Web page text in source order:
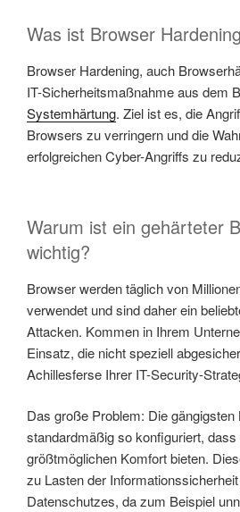
Was ist Browser
Browser Hardening, auch
IT-Sicherheitsmaßnahme aus dem
Systemhärtung. Ziel ist es, die
Browsers zu verringern und die
erfolgreichen Cyber-Angriffs zu
Warum ist ein gehärteter
wichtig?
Browser werden täglich von
verwendet und sind daher ein
Attacken. Kommen in Ihrem
Einsatz, die nicht speziell
Achillesferse Ihrer IT-Security-
Das große Problem: Die
standardmäßig so konfiguriert, dass
größtmöglichen Komfort bieten.
zu Lasten der
Datenschutzes, da zum Beispiel